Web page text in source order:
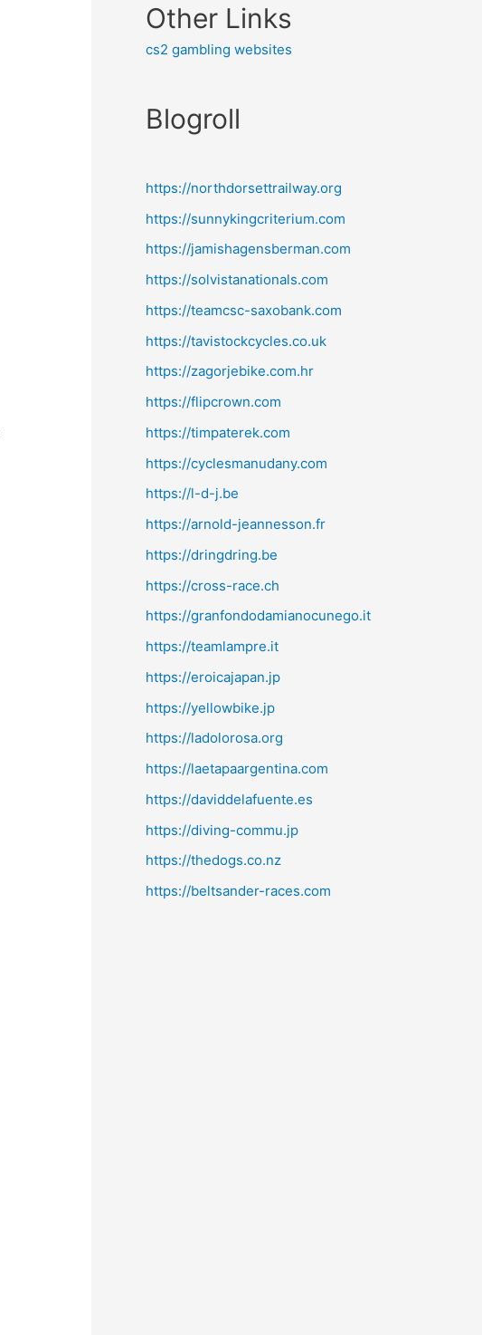
Other Links
cs2 gambling websites
Blogroll
https://northdorsettrailway.org
https://sunnykingcriterium.com
https://jamishagensberman.com
https://solvistanationals.com
https://teamcsc-saxobank.com
https://tavistockcycles.co.uk
https://zagorjebike.com.hr
https://flipcrown.com
https://timpaterek.com
https://cyclesmanudany.com
https://l-d-j.be
https://arnold-jeannesson.fr
https://dringdring.be
https://cross-race.ch
https://granfondodamianocunego.it
https://teamlampre.it
https://eroicajapan.jp
https://yellowbike.jp
https://ladolorosa.org
https://laetapaargentina.com
https://daviddelafuente.es
https://diving-commu.jp
https://thedogs.co.nz
https://beltsander-races.com